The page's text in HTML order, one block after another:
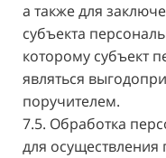
а также для
субъекта
которому субъект
являться
поручителем.
7.5. Обработка
для осуществления